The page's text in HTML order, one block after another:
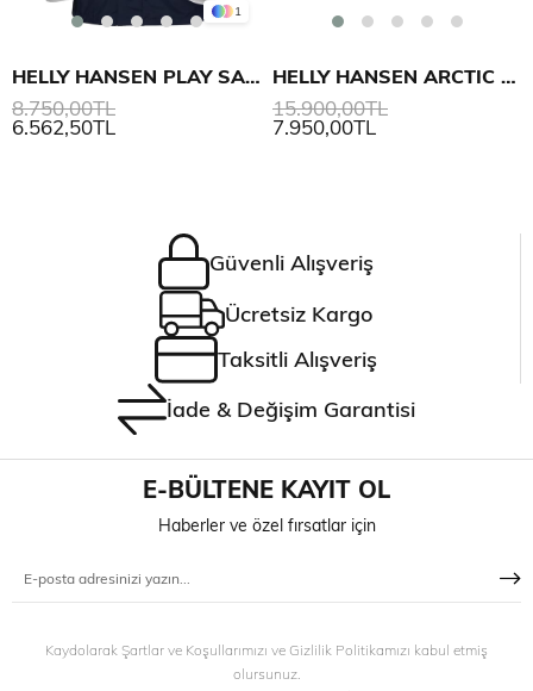
1
HELLY HANSEN PLAY SAIL YAĞMURLUK MONT
6.562,50TL
8.750,00TL
HELLY HANSEN ARCTIC OCEAN H2FLOW PARKA
7.950,00TL
15.900,00TL
Güvenli Alışveriş
Ücretsiz Kargo
Taksitli Alışveriş
İade & Değişim Garantisi
E-BÜLTENE KAYIT OL
Haberler ve özel fırsatlar için
Kaydolarak Şartlar ve Koşullarımızı ve Gizlilik Politikamızı kabul etmiş
olursunuz.